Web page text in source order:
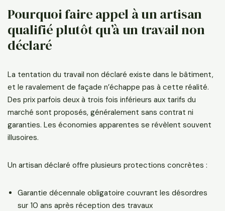
Pourquoi faire appel à un artisan
qualifié plutôt qu’à un travail non
déclaré
La tentation du travail non déclaré existe dans le bâtiment,
et le ravalement de façade n’échappe pas à cette réalité.
Des prix parfois deux à trois fois inférieurs aux tarifs du
marché sont proposés, généralement sans contrat ni
garanties. Les économies apparentes se révèlent souvent
illusoires.
Un artisan déclaré offre plusieurs protections concrètes :
Garantie décennale obligatoire couvrant les désordres
sur 10 ans après réception des travaux